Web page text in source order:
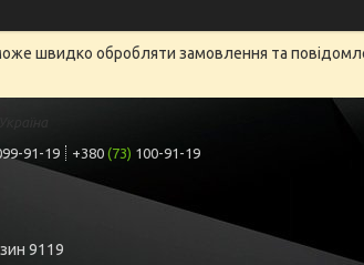
швидко обробляти замовлення та
91-19 +380 (73) 100-91-19
9119